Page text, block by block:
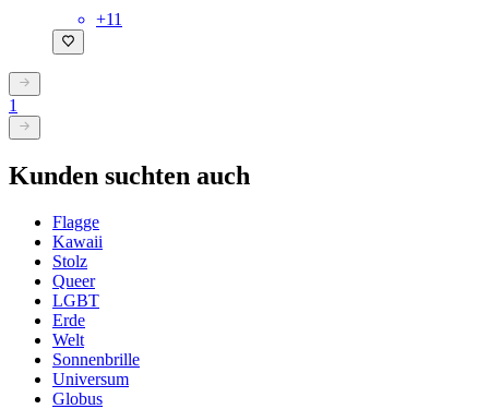
+11
1
Kunden suchten auch
Flagge
Kawaii
Stolz
Queer
LGBT
Erde
Welt
Sonnenbrille
Universum
Globus